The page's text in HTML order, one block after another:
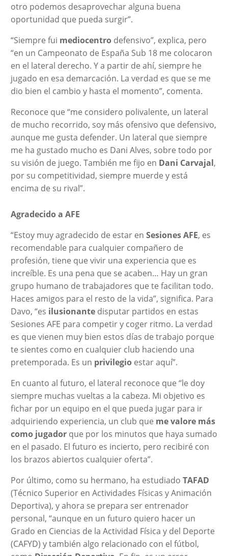
otro podemos desaprovechar alguna buena
oportunidad que pueda surgir”.
“Siempre fui mediocentrodefensivo”, explica, pero
“en un Campeonato de España Sub 18 me colocaron
en el lateral derecho. Y a partir de ahí, siempre he
jugado en esa demarcación. La verdad es que se me
dio bien el cambio y hasta el momento”, comenta.
Reconoce que “me considero polivalente, un lateral
de mucho recorrido, soy más ofensivo que defensivo,
aunque me gusta defender. Un lateral que siempre
me ha gustado mucho es Dani Alves, sobre todo por
su visión de juego. También me fijo en Dani Carvajal,
por su competitividad, siempre muerde y está
encima de su rival”.
Agradecido a AFE
“Estoy muy agradecido de estar en Sesiones AFE, es
recomendable para cualquier compañero de
profesión, tiene que vivir una experiencia que es
increíble. Es una pena que se acaben… Hay un gran
grupo humano de trabajadores que te facilitan todo.
Haces amigos para el resto de la vida”, significa. Para
Davo, “es ilusionantedisputar partidos en estas
Sesiones AFE para competir y coger ritmo. La verdad
es que vienen muy bien estos días de trabajo porque
te sientes como en cualquier club haciendo una
pretemporada. Es un privilegioestar aquí”.
En cuanto al futuro, el lateral reconoce que “le doy
siempre muchas vueltas a la cabeza. Mi objetivo es
fichar por un equipo en el que pueda jugar para ir
adquiriendo experiencia, un club que me valore más
como jugadorque por los minutos que haya sumado
en el pasado. El futuro es incierto, pero recibiré con
los brazos abiertos cualquier oferta”.
Por último, como su hermano, ha estudiado TAFAD
(Técnico Superior en Actividades Físicas y Animación
Deportiva), y ahora se prepara ser entrenador
personal, “aunque en un futuro quiero hacer un
Grado en Ciencias de la Actividad Física y del Deporte
(CAFYD) y también algo relacionado con el fútbol,